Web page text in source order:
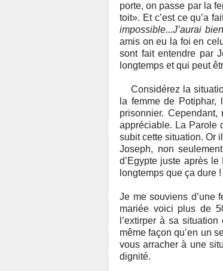
porte, on passe par la
toit». Et c’est ce qu’a
impossible...J’aurai
amis on eu la foi en
sont fait entendre par
longtemps et qui peut
Considérez la
la femme de Potiphar,
prisonnier.
appréciable. La Parole
subit cette situation. Or
Joseph, non
d’Egypte juste après
longtemps que ça dure !
Je me souviens d’une
mariée voici plus de
l’extirper à sa
même façon qu’en un
vous arracher à une
dignité.